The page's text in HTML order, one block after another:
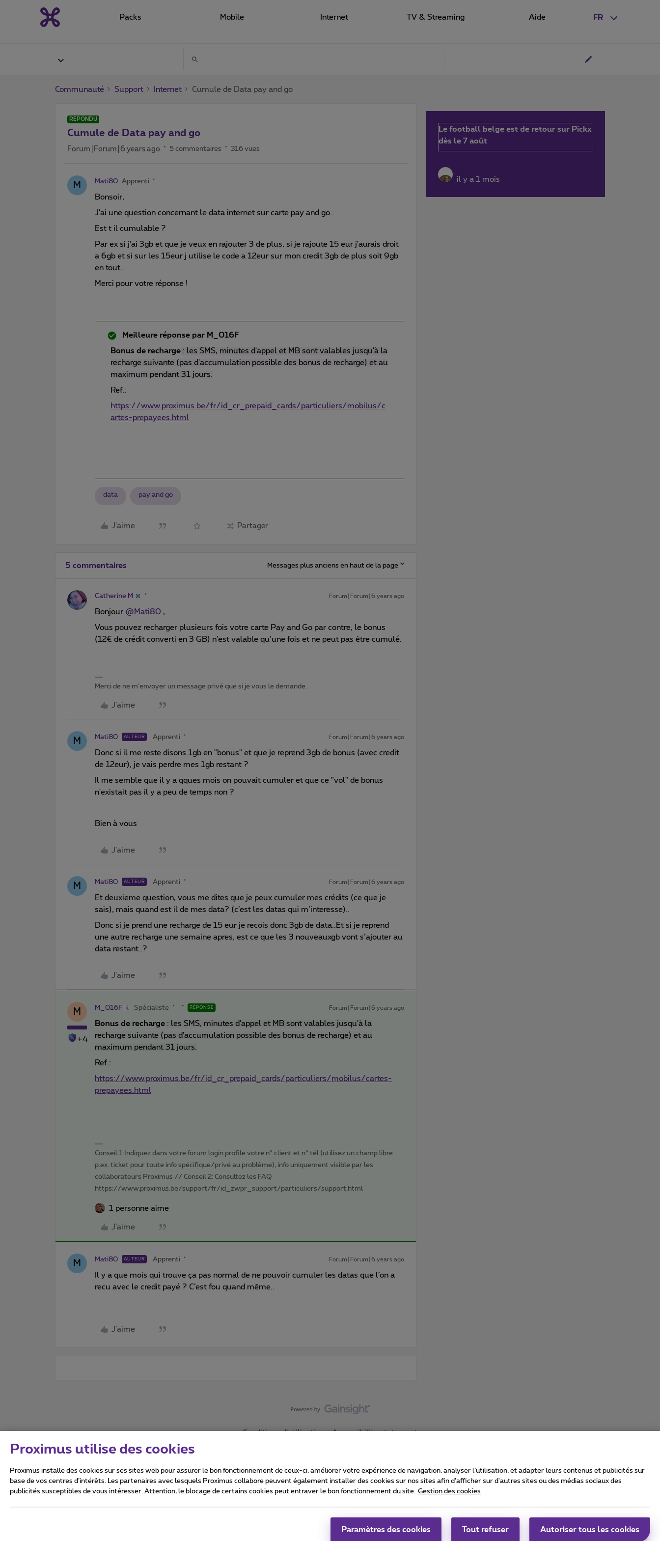
FR
Packs Mobile Internet TV & Streaming Aide
Communauté Support Internet Cumule de Data pay and go
RÉPONDU
Cumule de Data pay and go
Forum|Forum|6 years ago 5 commentaires 316 vues
M Mati80 Apprenti
Bonsoir,
J'ai une question concernant le data internet sur carte pay and go..
Est t il cumulable ?
Par ex si j'ai 3gb et que je veux en rajouter 3 de plus, si je rajoute 15 eur j'aurais droit
a 6gb et si sur les 15eur j utilise le code a 12eur sur mon credit 3gb de plus soit 9gb
en tout…
Merci pour votre réponse !
Meilleure réponse par M_016F
Bonus de recharge : les SMS, minutes d'appel et MB sont valables jusqu'à la
recharge suivante (pas d'accumulation possible des bonus de recharge) et au
maximum pendant 31 jours.
Ref.:
https://www.proximus.be/fr/id_cr_prepaid_cards/particuliers/mobilus/c
artes-prepayees.html
data pay and go
J'aime Partager
5 commentaires Messages plus anciens en haut de la page
Catherine M Forum|Forum|6 years ago
Bonjour @Mati80 ,
Vous pouvez recharger plusieurs fois votre carte Pay and Go par contre, le bonus
(12€ de crédit converti en 3 GB) n’est valable qu’une fois et ne peut pas être cumulé.
Merci de ne m'envoyer un message privé que si je vous le demande.
J'aime
M Mati80 AUTEUR Apprenti Forum|Forum|6 years ago
Donc si il me reste disons 1gb en "bonus" et que je reprend 3gb de bonus (avec credit
de 12eur), je vais perdre mes 1gb restant ?
Il me semble que il y a qques mois on pouvait cumuler et que ce "vol" de bonus
n'existait pas il y a peu de temps non ?
Bien à vous
J'aime
M Mati80 AUTEUR Apprenti Forum|Forum|6 years ago
Et deuxieme question, vous me dites que je peux cumuler mes crédits (ce que je
sais), mais quand est il de mes data? (c’est les datas qui m’interesse)..
Donc si je prend une recharge de 15 eur je recois donc 3gb de data..Et si je reprend
une autre recharge une semaine apres, est ce que les 3 nouveauxgb vont s’ajouter au
data restant..?
J'aime
M
+4
M_016F Spécialiste RÉPONSE Forum|Forum|6 years ago
Bonus de recharge : les SMS, minutes d'appel et MB sont valables jusqu'à la
recharge suivante (pas d'accumulation possible des bonus de recharge) et au
maximum pendant 31 jours.
Ref.:
https://www.proximus.be/fr/id_cr_prepaid_cards/particuliers/mobilus/cartes-
prepayees.html
Conseil 1:Indiquez dans votre forum login profile votre n° client et n° tél (utilisez un champ libre
p.ex. ticket pour toute info spécifique/privé au problème), info uniquement visible par les
collaborateurs Proximus // Conseil 2: Consultez les FAQ
https://www.proximus.be/support/fr/id_zwpr_support/particuliers/support.html
1 personne aime
J'aime
M Mati80 AUTEUR Apprenti Forum|Forum|6 years ago
Il y a que mois qui trouve ça pas normal de ne pouvoir cumuler les datas que l’on a
recu avec le credit payé ? C’est fou quand même..
J'aime
Le football belge est de retour sur Pickx
dès le 7 août
il y a 1 mois
Conditions d'utilisation Accessibility statement
Tous droits réservés. ©2026Proximus
Carrier & Wholesale Solutions
Proximus Group
|
Proximus utilise des cookies
Proximus installe des cookies sur ses sites web pour assurer le bon fonctionnement de ceux-ci, améliorer votre expérience de navigation, analyser l’utilisation, et adapter leurs contenus et publicités sur
base de vos centres d’intérêts. Les partenaires avec lesquels Proximus collabore peuvent également installer des cookies sur nos sites afin d’afficher sur d'autres sites ou des médias sociaux des
publicités susceptibles de vous intéresser. Attention, le blocage de certains cookies peut entraver le bon fonctionnement du site. Gestion des cookies
Paramètres des cookies Tout refuser Autoriser tous les cookies